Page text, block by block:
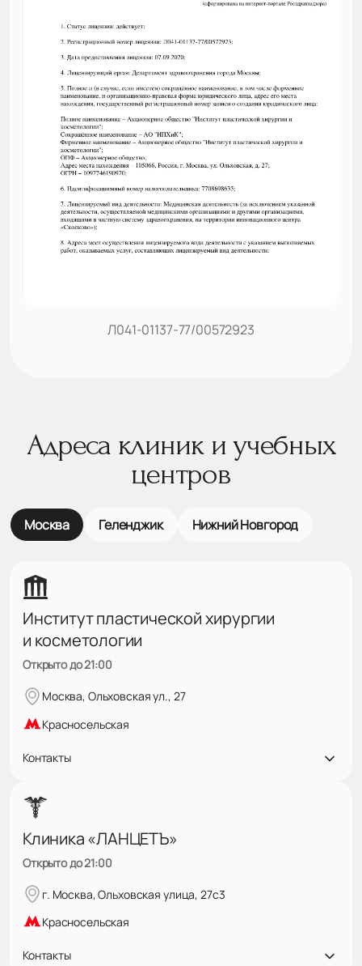
Л041-01137-77/00572923
Адреса клиник и учебных
центров
Москва Геленджик Нижний Новгород
Институт пластической хирургии
и косметологии
Открыто до 21:00
Москва, Ольховская ул., 27
Красносельская
Контакты
Клиника «ЛАНЦЕТЪ»
Открыто до 21:00
г. Москва, Ольховская улица, 27с3
Красносельская
Контакты